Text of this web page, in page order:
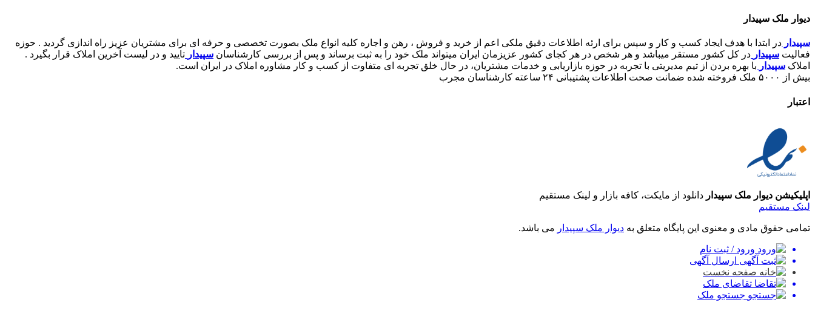
دیوار ملک سپیدار
سپیدار در ابتدا با هدف ایجاد کسب و کار و سپس برای ارئه اطلاعات دقیق ملکی اعم از خرید و فروش ، رهن و اجاره کلیه انواع ملک بصورت تخصصی و حرفه ای برای مشتریان عزیز راه اندازی گردید . حوزه
فعالیت سپیدار در کل کشور مستقر میباشد و هر شخص در هر کجای کشور عزیزمان ایران میتواند ملک خود را به ثبت برساند و پس از بررسی کارشناسان سپیدار تایید و در لیست آخرین املاک قرار بگیرد .
املاک سپیدار با بهره بردن از تیم مدیریتی با تجربه در حوزه بازاریابی و خدمات مشتریان، در حال خلق تجربه ای متفاوت از کسب و کار مشاوره املاک در ایران است.
بیش از ۵۰۰۰ ملک فروخته شده
ضمانت صحت اطلاعات پشتیبانی ۲۴ ساعته کارشناسان مجرب
اعتبار
اپلیکیشن دیوار ملک سپیدار دانلود از مایکت، کافه بازار و لینک مستقیم
لینک مستقیم
تمامی حقوق مادی و معنوی این پایگاه متعلق به دیوار ملک سپیدار می باشد.
ورود / ثبت نام
ارسال آگهی
صفحه نخست
تقاضای ملک
جستجو ملک